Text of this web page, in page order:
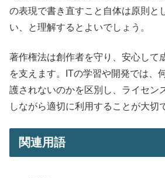
の表現で書き直すこと自体は原則と
い、と理解するとよいでしょう。
著作権法は創作者を守り、安心して
を支えます。ITの学習や開発では、
護されないのかを区別し、ライセン
しながら適切に利用することが大切
関連用語